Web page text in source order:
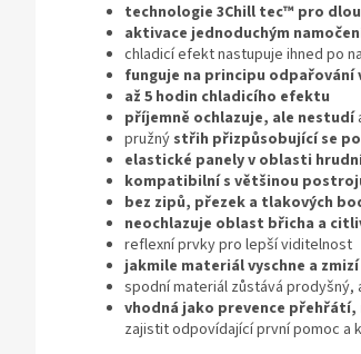
technologie 3Chill tec™ pro
aktivace jednoduchým
chladicí efekt nastupuje ihned po
funguje na principu odpařování
až 5 hodin chladicího efektu
příjemně ochlazuje, ale nestudí
pružný střih přizpůsobující se
elastické panely v oblasti
kompatibilní s většinou
bez zipů, přezek a tlakových
neochlazuje oblast břicha a
reflexní prvky pro lepší viditelnost
jakmile materiál vyschne a
spodní materiál zůstává prodyšný,
vhodná jako prevence
zajistit odpovídající první pomoc a